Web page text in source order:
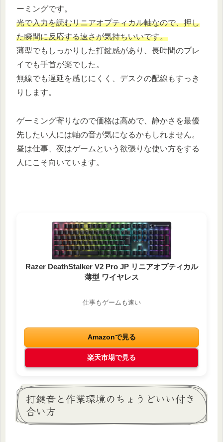
ーミングです。
光で入力を読むリニアオプティカル軸なので、押し
た瞬間に反応する速さが気持ちいいです。
薄型でもしっかりした打鍵感があり、長時間のプレ
イでも手首が楽でした。
無線でも遅延を感じにくく、デスクの配線もすっき
りします。
ゲーミング寄りなので価格は高めで、静かさを最優
先したい人には軸の音が気になるかもしれません。
昼は仕事、夜はゲームという欲張りな使い方をする
人にこそ向いています。
Razer DeathStalker V2 Pro JP リニアオプティカル
薄型 ワイヤレス
仕事もゲームも速い
Amazonで見る
楽天市場で見る
打鍵音と作業環境のちょうどいい付き
合い方